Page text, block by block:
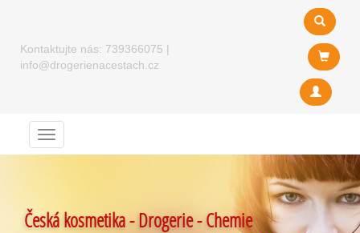
Kontaktujte nás: 739366075 |
info@drogerienacestach.cz
Menu
Česká kosmetika - Drogerie - Chemie